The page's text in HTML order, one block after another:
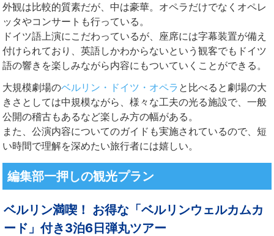
外観は比較的質素だが、中は豪華。オペラだけでなくオペレ
ッタやコンサートも行っている。
ドイツ語上演にこだわっているが、座席には字幕装置が備え
付けられており、英語しかわからないという観客でもドイツ
語の響きを楽しみながら内容にもついていくことができる。
大規模劇場のベルリン・ドイツ・オペラ と比べると劇場の大
きさとしては中規模ながら、様々な工夫の光る施設で、一般
公開の稽古もあるなど楽しみ方の幅がある。
また、公演内容についてのガイドも実施されているので、短
い時間で理解を深めたい旅行者には嬉しい。
編集部一押しの観光プラン
ベルリン満喫！ お得な「ベルリンウェルカムカ
ード」付き3泊6日弾丸ツアー